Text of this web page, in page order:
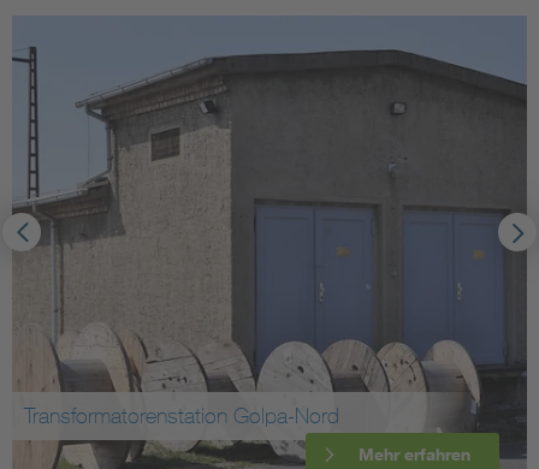
Transformatorenstation Golpa-Nord
Mehr erfahren